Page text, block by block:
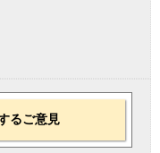
るご意見